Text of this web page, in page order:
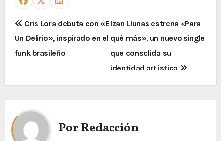
Cris Lora debuta con «E
Un Delirio», inspirado en el
funk brasileño
Izan Llunas estrena «Para
qué más», un nuevo single
que consolida su
identidad artística
PorRedacción